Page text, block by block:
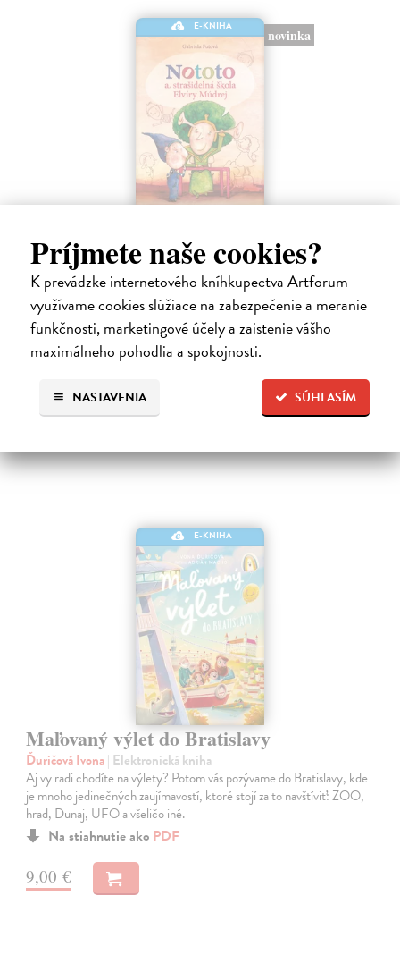
Príjmete naše cookies?
K prevádzke internetového kníhkupectva Artforum
využívame cookies slúžiace na zabezpečenie a meranie
funkčnosti, marketingové účely a zaistenie vášho
maximálneho pohodlia a spokojnosti.
SÚHLASÍM
NASTAVENIA
E-KNIHA
novinka
Futová Gabriela, (ilustrácie) Marcela Kupčíková| Elektronická
kniha
Objavte so svojimi deťmi čarovný svet strašidelnej školy Elvíry
Múdrej!V škriatkovskej škole učiteľky Elvíry Múdrej stretneme
písmenkového škriatka Notota, Jajku, ktorá nájde aj ihlu v kope sena,
skackajúceho…
Na stiahnutie akoPDF
10,49 €
E-KNIHA
Maľovaný výlet do Bratislavy
Ďuričová Ivona| Elektronická kniha
Aj vy radi chodíte na výlety? Potom vás pozývame do Bratislavy, kde
je mnoho jedinečných zaujímavostí, ktoré stojí za to navštíviť: ZOO,
hrad, Dunaj, UFO a všeličo iné.
Na stiahnutie ako PDF
9,00 €